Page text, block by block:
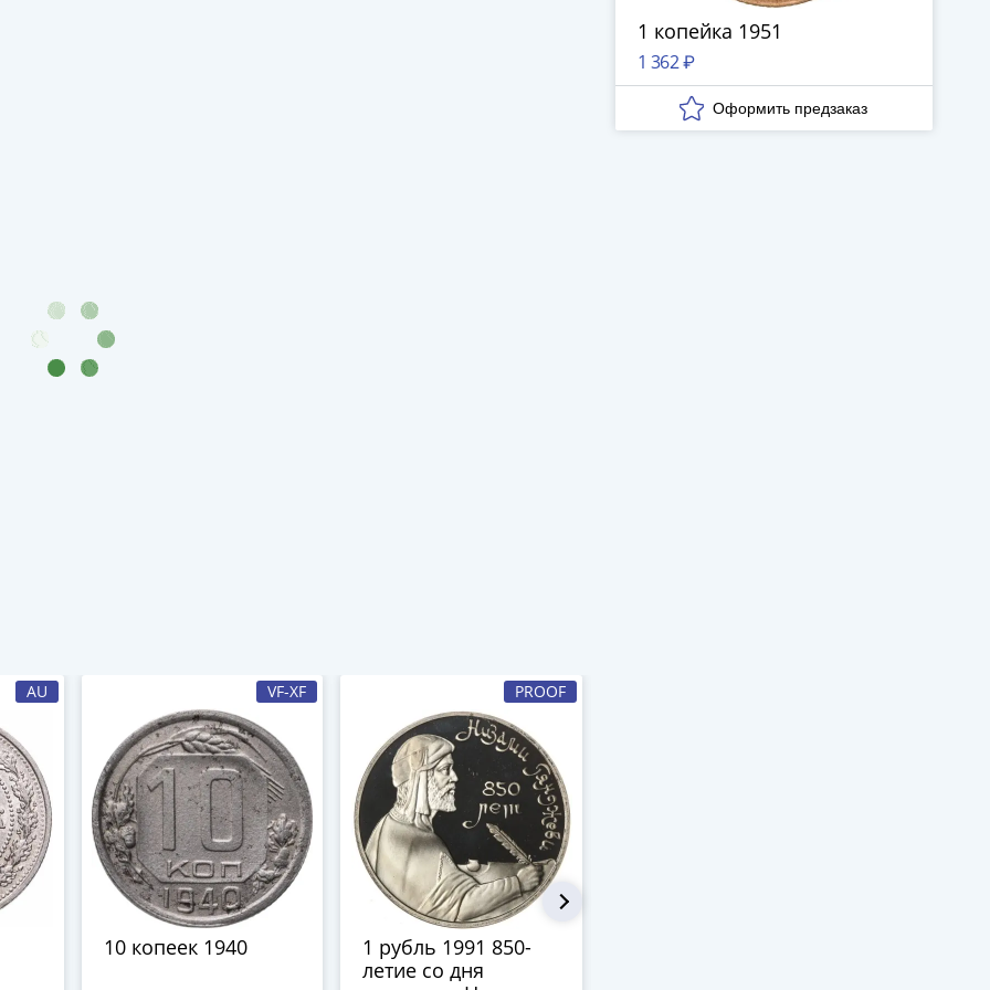
AU VF-XF
10 копеек 1940
PROOF
1 рубль 1991 850-
летие со дня
1 копейка 1951
1 362 ₽